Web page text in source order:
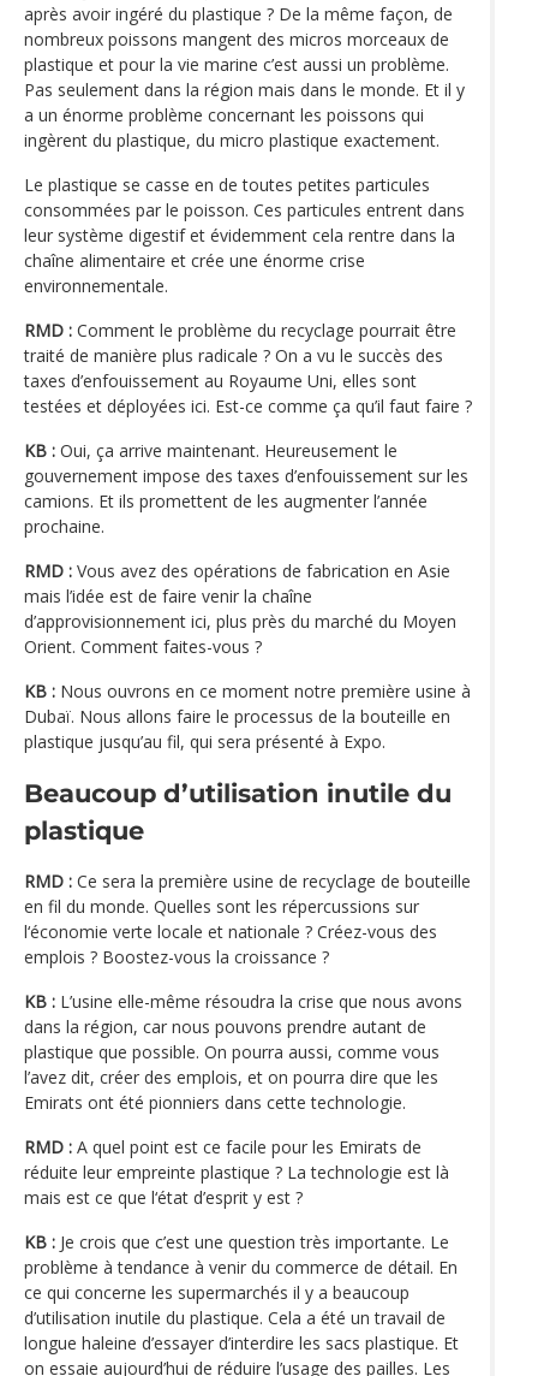
après avoir ingéré du plastique ? De la même façon, de
nombreux poissons mangent des micros morceaux de
plastique et pour la vie marine c’est aussi un problème.
Pas seulement dans la région mais dans le monde. Et il y
a un énorme problème concernant les poissons qui
ingèrent du plastique, du micro plastique exactement.
Le plastique se casse en de toutes petites particules
consommées par le poisson. Ces particules entrent dans
leur système digestif et évidemment cela rentre dans la
chaîne alimentaire et crée une énorme crise
environnementale.
RMD : Comment le problème du recyclage pourrait être
traité de manière plus radicale ? On a vu le succès des
taxes d’enfouissement au Royaume Uni, elles sont
testées et déployées ici. Est-ce comme ça qu’il faut faire ?
KB : Oui, ça arrive maintenant. Heureusement le
gouvernement impose des taxes d’enfouissement sur les
camions. Et ils promettent de les augmenter l’année
prochaine.
RMD : Vous avez des opérations de fabrication en Asie
mais l’idée est de faire venir la chaîne
d’approvisionnement ici, plus près du marché du Moyen
Orient. Comment faites-vous ?
KB : Nous ouvrons en ce moment notre première usine à
Dubaï. Nous allons faire le processus de la bouteille en
plastique jusqu’au fil, qui sera présenté à Expo.
Beaucoup d’utilisation inutile du
plastique
RMD : Ce sera la première usine de recyclage de bouteille
en fil du monde. Quelles sont les répercussions sur
l‘économie verte locale et nationale ? Créez-vous des
emplois ? Boostez-vous la croissance ?
KB : L’usine elle-même résoudra la crise que nous avons
dans la région, car nous pouvons prendre autant de
plastique que possible. On pourra aussi, comme vous
l’avez dit, créer des emplois, et on pourra dire que les
Emirats ont été pionniers dans cette technologie.
RMD : A quel point est ce facile pour les Emirats de
réduite leur empreinte plastique ? La technologie est là
mais est ce que l‘état d’esprit y est ?
KB : Je crois que c’est une question très importante. Le
problème à tendance à venir du commerce de détail. En
ce qui concerne les supermarchés il y a beaucoup
d’utilisation inutile du plastique. Cela a été un travail de
longue haleine d’essayer d’interdire les sacs plastique. Et
on essaie aujourd’hui de réduire l’usage des pailles. Les